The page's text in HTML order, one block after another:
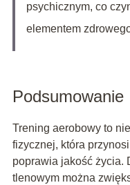
psychicznym, co
elementem
Podsumowanie
Trening aerobowy to
fizycznej, która
poprawia jakość życia.
tlenowym można